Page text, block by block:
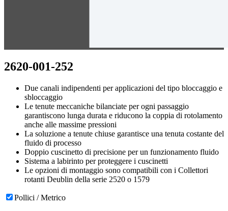
2620-001-252
Due canali indipendenti per applicazioni del tipo bloccaggio e
sbloccaggio
Le tenute meccaniche bilanciate per ogni passaggio
garantiscono lunga durata e riducono la coppia di rotolamento
anche alle massime pressioni
La soluzione a tenute chiuse garantisce una tenuta costante del
fluido di processo
Doppio cuscinetto di precisione per un funzionamento fluido
Sistema a labirinto per proteggere i cuscinetti
Le opzioni di montaggio sono compatibili con i Collettori
rotanti Deublin della serie 2520 o 1579
Pollici / Metrico